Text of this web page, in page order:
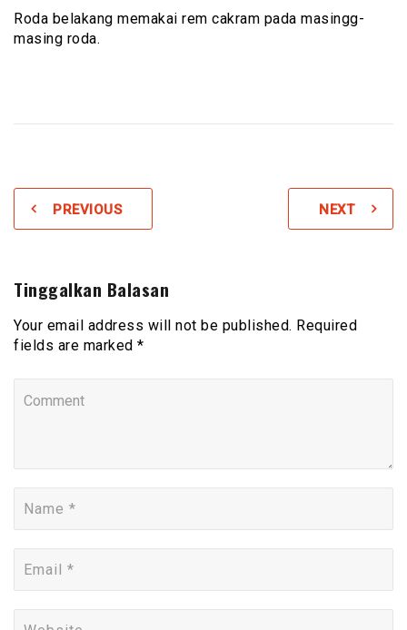
Roda belakang memakai rem cakram pada masingg-
masing roda.
PREVIOUS NEXT
Tinggalkan Balasan
Your email address will not be published. Required
fields are marked *